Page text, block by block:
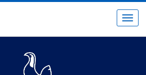
Toggle